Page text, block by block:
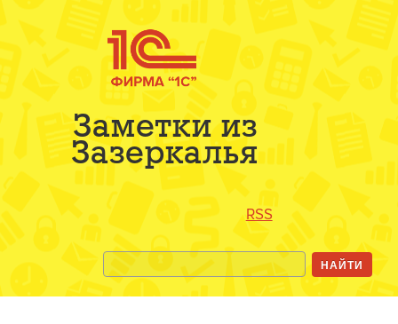
Заметки из
Зазеркалья
RSS